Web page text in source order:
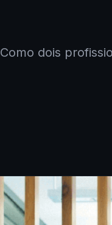
Como dois